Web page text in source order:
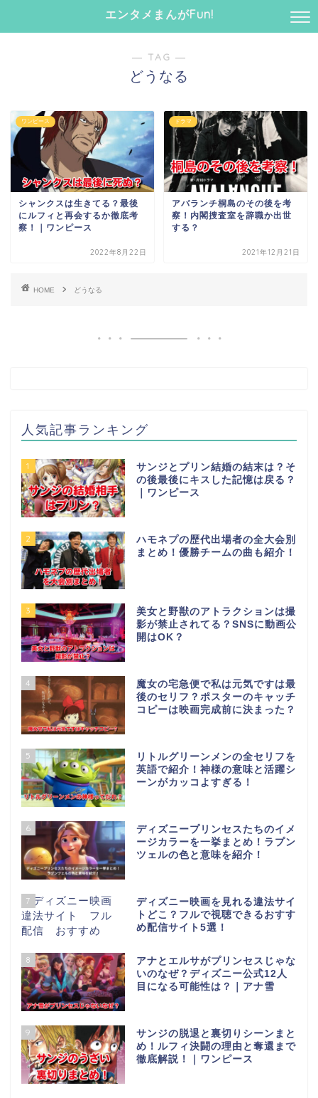
エンタメまんがFun!
― TAG ―
どうなる
ワンピース
シャンクスは生きてる？最後
にルフィと再会するか徹底考
察！｜ワンピース
2022年8月22日
ドラマ
アバランチ桐島のその後を考
察！内閣捜査室を辞職か出世
する？
2021年12月21日
HOME どうなる
人気記事ランキング
1
サンジとプリン結婚の結末は？そ
の後最後にキスした記憶は戻る？
｜ワンピース
2
ハモネプの歴代出場者の全大会別
まとめ！優勝チームの曲も紹介！
3
美女と野獣のアトラクションは撮
影が禁止されてる？SNSに動画公
開はOK？
4
魔女の宅急便で私は元気ですは最
後のセリフ？ポスターのキャッチ
コピーは映画完成前に決まった？
5
リトルグリーンメンの全セリフを
英語で紹介！神様の意味と活躍シ
ーンがカッコよすぎる！
6
ディズニープリンセスたちのイメ
ージカラーを一挙まとめ！ラプン
ツェルの色と意味を紹介！
7
ディズニー映画を見れる違法サイ
トどこ？フルで視聴できるおすす
め配信サイト5選！
8
アナとエルサがプリンセスじゃな
いのなぜ？ディズニー公式12人
目になる可能性は？｜アナ雪
9
サンジの脱退と裏切りシーンまと
め！ルフィ決闘の理由と奪還まで
徹底解説！｜ワンピース